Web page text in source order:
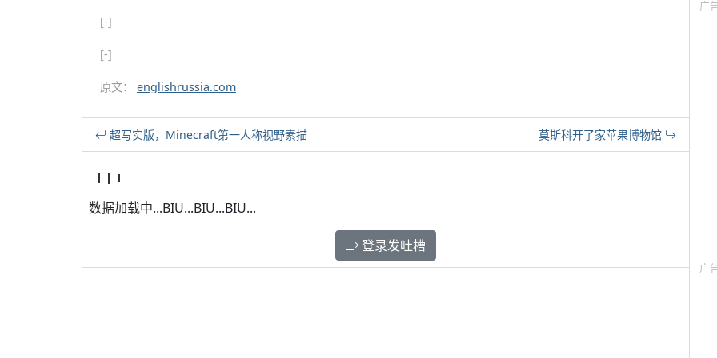
[-]
[-]
原文： englishrussia.com
超写实版，Minecraft第一人称视野素描 莫斯科开了家苹果博物馆
数据加载中...BIU...BIU...BIU...
登录发吐槽
广
广